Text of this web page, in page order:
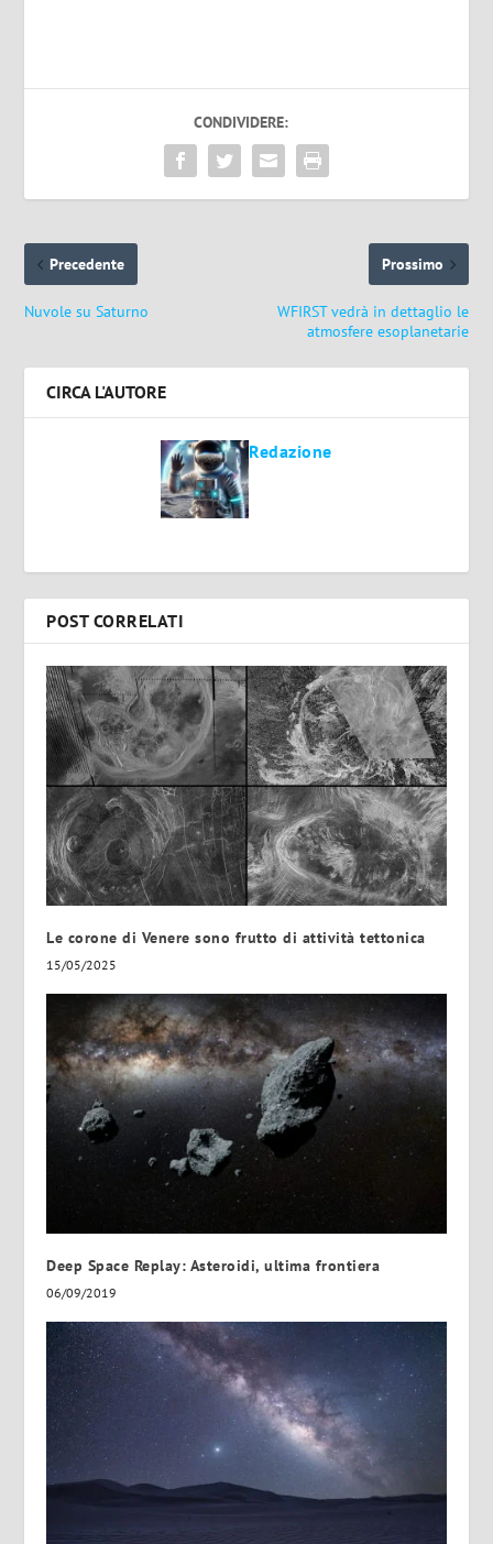
CONDIVIDERE:
Precedente
Nuvole su Saturno
Prossimo
WFIRST vedrà in dettaglio le
atmosfere esoplanetarie
CIRCA L'AUTORE
Redazione
POST CORRELATI
Le corone di Venere sono frutto di attività tettonica
15/05/2025
Deep Space Replay: Asteroidi, ultima frontiera
06/09/2019